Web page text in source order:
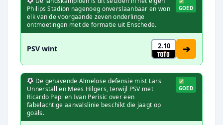
Philips Stadion nagenoeg onverslaanbaar en won
elk van de voorgaande zeven onderlinge
ontmoetingen met de formatie uit Enschede.
GOED
PSV wint 2.10 ➔
De gehavende Almelose defensie mist Lars
Unnerstall en Mees Hilgers, terwijl PSV met
Ricardo Pepi en Ivan Perisic over een
fabelachtige aanvalslinie beschikt die jaagt op
goals.
GOED